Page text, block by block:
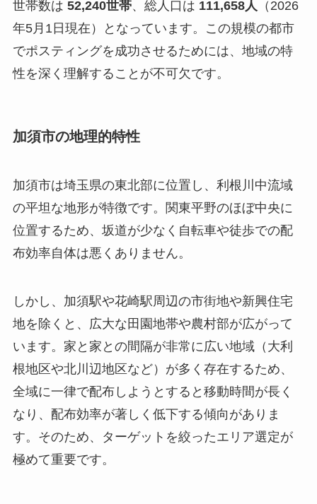
世帯数は 52,240世帯、総人口は 111,658人 （2026
年5月1日現在）となっています。この規模の都市
でポスティングを成功させるためには、地域の特
性を深く理解することが不可欠です。
加須市の地理的特性
加須市は埼玉県の東北部に位置し、利根川中流域
の平坦な地形が特徴です。関東平野のほぼ中央に
位置するため、坂道が少なく自転車や徒歩での配
布効率自体は悪くありません。
しかし、加須駅や花崎駅周辺の市街地や新興住宅
地を除くと、広大な田園地帯や農村部が広がって
います。家と家との間隔が非常に広い地域（大利
根地区や北川辺地区など）が多く存在するため、
全域に一律で配布しようとすると移動時間が長く
なり、配布効率が著しく低下する傾向がありま
す。そのため、ターゲットを絞ったエリア選定が
極めて重要です。